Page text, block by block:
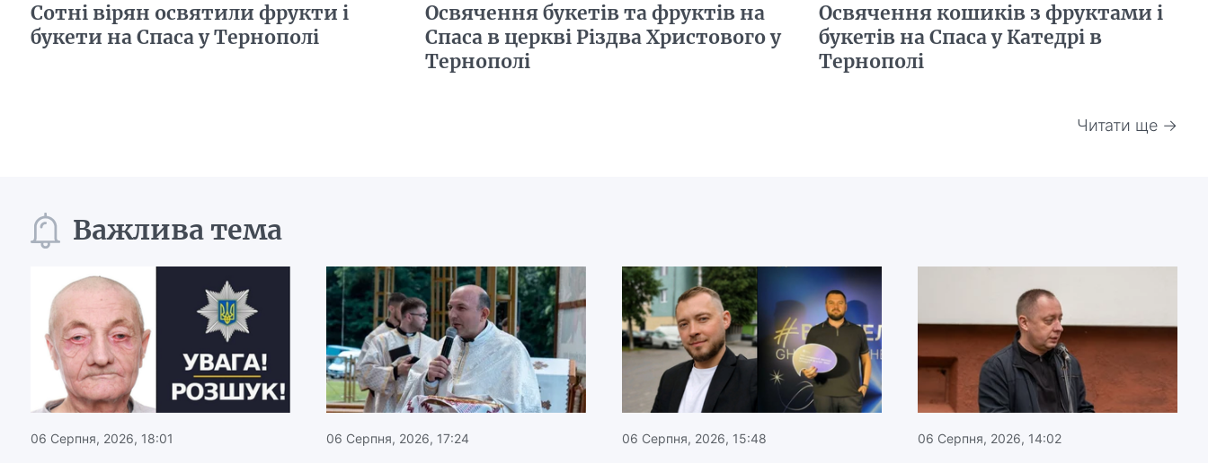
Сотні вірян освятили фрукти і
букети на Спаса у Тернополі
Освячення букетів та фруктів на
Спаса в церкві Різдва Христового у
Тернополі
Освячення кошиків з фруктами і
букетів на Спаса у Катедрі в
Тернополі
Читати ще →
Важлива тема
06 Серпня, 2026, 18:01 06 Серпня, 2026, 17:24 06 Серпня, 2026, 15:48 06 Серпня, 2026, 14:02